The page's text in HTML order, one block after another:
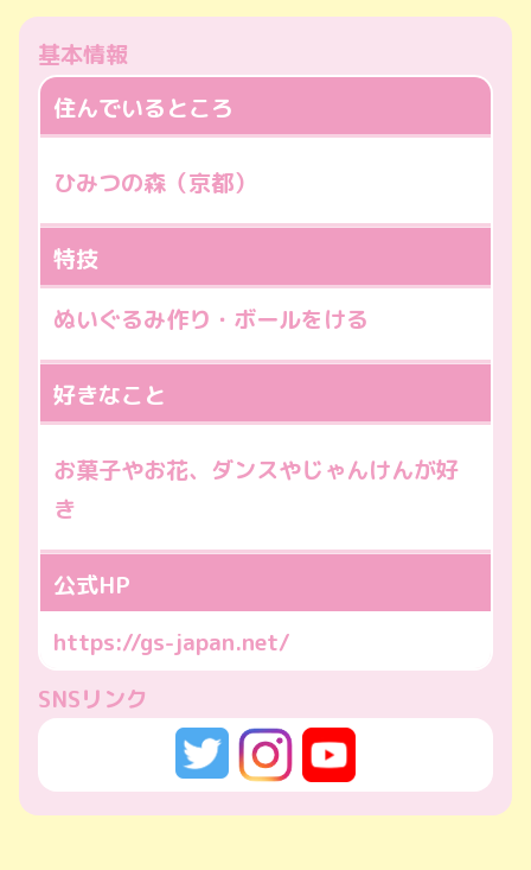
基本情報
住んでいるところ
ひみつの森（京都）
特技
ぬいぐるみ作り・ボールをける
好きなこと
お菓子やお花、ダンスやじゃんけんが好
き
公式HP
https://gs-japan.net/
SNSリンク